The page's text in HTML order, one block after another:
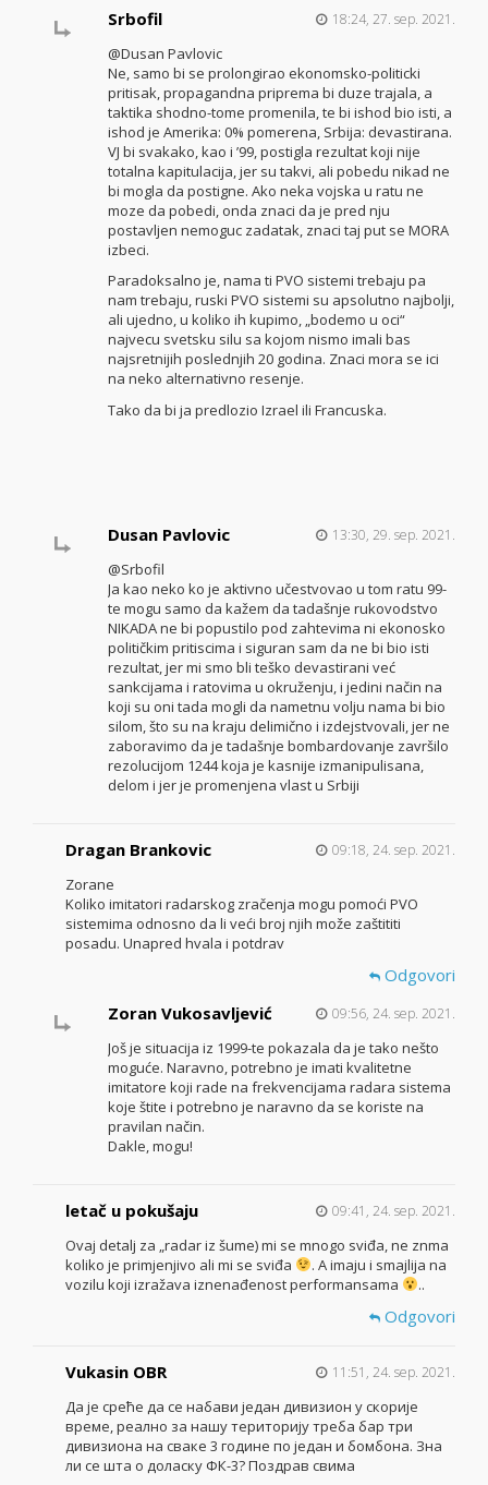
Srbofil 18:24, 27. sep. 2021.
@Dusan Pavlovic
Ne, samo bi se prolongirao ekonomsko-politicki
pritisak, propagandna priprema bi duze trajala, a
taktika shodno-tome promenila, te bi ishod bio isti, a
ishod je Amerika: 0% pomerena, Srbija: devastirana.
VJ bi svakako, kao i ’99, postigla rezultat koji nije
totalna kapitulacija, jer su takvi, ali pobedu nikad ne
bi mogla da postigne. Ako neka vojska u ratu ne
moze da pobedi, onda znaci da je pred nju
postavljen nemoguc zadatak, znaci taj put se MORA
izbeci.
Paradoksalno je, nama ti PVO sistemi trebaju pa
nam trebaju, ruski PVO sistemi su apsolutno najbolji,
ali ujedno, u koliko ih kupimo, „bodemo u oci“
najvecu svetsku silu sa kojom nismo imali bas
najsretnijih poslednjih 20 godina. Znaci mora se ici
na neko alternativno resenje.
Tako da bi ja predlozio Izrael ili Francuska.
Dusan Pavlovic 13:30, 29. sep. 2021.
@Srbofil
Ja kao neko ko je aktivno učestvovao u tom ratu 99-
te mogu samo da kažem da tadašnje rukovodstvo
NIKADA ne bi popustilo pod zahtevima ni ekonosko
političkim pritiscima i siguran sam da ne bi bio isti
rezultat, jer mi smo bli teško devastirani već
sankcijama i ratovima u okruženju, i jedini način na
koji su oni tada mogli da nametnu volju nama bi bio
silom, što su na kraju delimično i izdejstvovali, jer ne
zaboravimo da je tadašnje bombardovanje završilo
rezolucijom 1244 koja je kasnije izmanipulisana,
delom i jer je promenjena vlast u Srbiji
Dragan Brankovic 09:18, 24. sep. 2021.
Zorane
Koliko imitatori radarskog zračenja mogu pomoći PVO
sistemima odnosno da li veći broj njih može zaštititi
posadu. Unapred hvala i potdrav
Odgovori
Zoran Vukosavljević
09:56, 24. sep. 2021.
Još je situacija iz 1999-te pokazala da je tako nešto
moguće. Naravno, potrebno je imati kvalitetne
imitatore koji rade na frekvencijama radara sistema
koje štite i potrebno je naravno da se koriste na
pravilan način.
Dakle, mogu!
letač u pokušaju 09:41, 24. sep. 2021.
Ovaj detalj za „radar iz šume) mi se mnogo sviđa, ne znma
koliko je primjenjivo ali mi se sviđa
. A imaju i smajlija na
vozilu koji izražava iznenađenost performansama
..
Odgovori
Vukasin OBR 11:51, 24. sep. 2021.
Да је среће да се набави један дивизион у скорије
време, реално за нашу територију треба бар три
дивизиона на сваке 3 године по један и бомбона. Зна
ли се шта о доласку ФК-3? Поздрав свима